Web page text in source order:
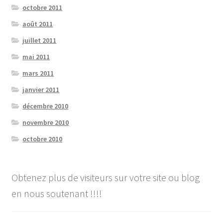
octobre 2011
août 2011
juillet 2011
mai 2011
mars 2011
janvier 2011
décembre 2010
novembre 2010
octobre 2010
Obtenez plus de visiteurs sur votre site ou blog
en nous soutenant !!!!